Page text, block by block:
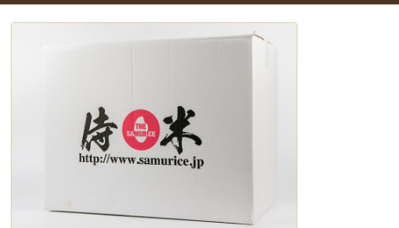
もう一口！とつい箸を動
どんなおかずにもマッチする昔コ
おすすめは何もつけずにそのまま
くりと噛むことで、昔ながらの美